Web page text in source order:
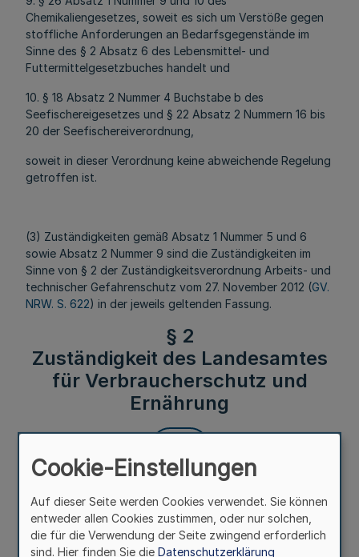
Chemikaliengesetzes, soweit es sich um Verstöße gegen
stoffliche Anforderungen an Bedarfsgegenstände im
Sinne des § 2 Absatz 6 des Lebensmittel- und
Futtermittelgesetzbuches handelt und
10. § 18 Absatz 2 Nummer 4 Buchstabe b des
Seefischereigesetzes und § 22 Absatz 2 Nummern 16 bis
20 der Seefischereiverordnung,
soweit in dieser Verordnung keine abweichende Regelung
getroffen ist.
(3) Zuständigkeiten gemäß Absatz 1 Nummer 5 und 6
sowie Absatz 2 Nummer 9 sind die Zuständigkeiten im
Sinne von § 2 der Zuständigkeitsverordnung Arbeits- und
technischer Gefahrenschutz vom 27. November 2012 (GV.
NRW. S. 622) in der jeweils geltenden Fassung.
§ 2
Zuständigkeit des Landesamtes
für Verbraucherschutz und
Ernährung
Fußnoten
Cookie-Einstellungen
Auf dieser Seite werden Cookies verwendet. Sie können
entweder allen Cookies zustimmen, oder nur solchen,
die für die Verwendung der Seite zwingend erforderlich
sind. Hier finden Sie die Datenschutzerklärung